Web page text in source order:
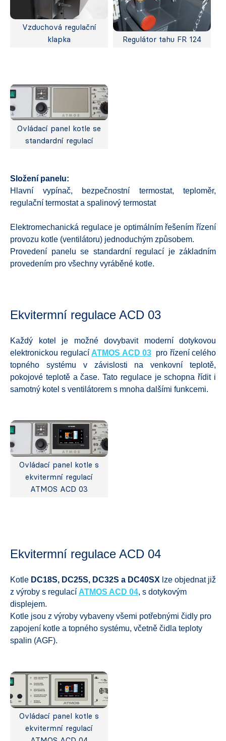
Vzduchová regulační
klapka
Regulátor tahu FR 124
Ovládací panel kotle se
standardní regulací
Složení panelu:
Hlavní vypínač, bezpečnostní termostat, teploměr,
regulační termostat a spalinový termostat
Elektromechanická regulace je optimálním řešením řízení
provozu kotle (ventilátoru) jednoduchým způsobem.
Provedení panelu se standardní regulací je základním
provedením pro všechny vyráběné kotle.
Ekvitermní regulace ACD 03
Každý kotel je možné dovybavit moderní dotykovou
elektronickou regulací ATMOS ACD 03 pro řízení celého
topného systému v závislosti na venkovní teplotě,
pokojové teplotě a čase. Tato regulace je schopna řídit i
samotný kotel s ventilátorem s mnoha dalšími funkcemi.
Ovládací panel kotle s
ekvitermní regulací
ATMOS ACD 03
Ekvitermní regulace ACD 04
Kotle DC18S, DC25S, DC32S a DC40SX lze objednat již
z výroby s regulací ATMOS ACD 04, s dotykovým
displejem.
Kotle jsou z výroby vybaveny všemi potřebnými čidly pro
zapojení kotle a topného systému, včetně čidla teploty
spalin (AGF).
Ovládací panel kotle s
ekvitermní regulací